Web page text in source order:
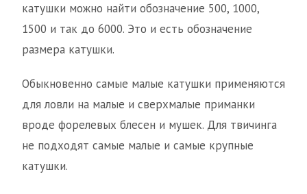
катушки можно найти обозначение 500, 1000,
1500 и так до 6000. Это и есть обозначение
размера катушки.
Обыкновенно самые малые катушки применяются
для ловли на малые и сверхмалые приманки
вроде форелевых блесен и мушек. Для твичинга
не подходят самые малые и самые крупные
катушки.